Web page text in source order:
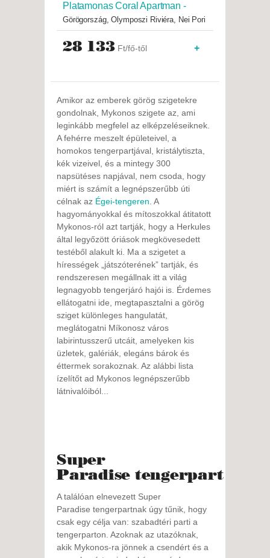
Platamonas Coral Apartman -
Budapest, Egyéni 3*
Görögország, Olymposzi Riviéra, Nei Pori
28 133 Ft/fő-től +
Amikor az emberek görög szigetekre
gondolnak, Mykonos szigete az, ami
leginkább megfelel az elképzeléseiknek.
A fehérre meszelt épületeivel, a
homokos tengerpartjával, kristálytiszta,
kék vizeivel, és a mintegy 300
napsütéses napjával, nem csoda, hogy
miért is számít a legnépszerűbb úti
célnak az Égei-tengeren . A
hagyományokkal és mítoszokkal átitatott
Mykonos-ról azt tartják, hogy a Herkules
által legyőzött óriások megkövesedett
testéből alakult ki. Ma a szigetet a
hírességek „játszóterének” tartják, és
rendszeresen megállnak itt a világ
legnagyobb tengerjáró hajói is. Érdemes
ellátogatni ide, megtapasztalni a görög
sziget különleges hangulatát,
meglátogatni Míkonosz város
labirintusszerű utcáit, amelyeken kis
üzletek, galériák, elegáns bárok és
éttermek sorakoznak. Az alábbi lista
ízelítőt ad Mykonos legnépszerűbb
látnivalóiból...
Super
Paradise tengerpart
A találóan elnevezett Super
Paradise tengerpartnak úgy tűnik, hogy
csak egy célja van: szabadtéri parti a
tengerparton. Azoknak az utazóknak,
akik Mykonos-ra jönnek a csendért és a